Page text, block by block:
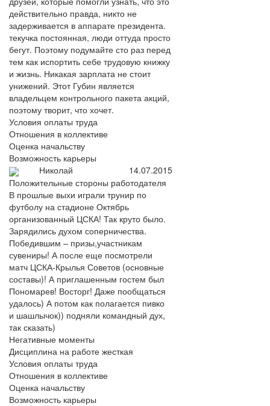
действительно правда, никто не
задерживается в аппарате президента.
текучка постоянная, люди оттуда просто
бегут. Поэтому подумайте сто раз перед
тем как испортить себе трудовую книжку
и жизнь. Никакая зарплата не стоит
унижений. Этот Губин является
владельцем контрольного пакета акций,
поэтому творит, что хочет.
Условия оплаты труда
Отношения в коллективе
Оценка начальству
Возможность карьеры
Николай
14.07.2015
Положительные стороны работодателя
В прошлые выхи играли трунир по
футболу на стадионе Октябрь
организованный ЦСКА! Так круто было.
Зарядились духом соперничества.
Победившим – призы,участникам
сувениры! А после еще посмотрели
матч ЦСКА-Крылья Советов (основные
составы)! А приглашенным гостем был
Пономарев! Восторг! Даже пообщаться
удалось) А потом как полагается пивко
и шашлычок)) подняли командный дух,
так сказать)
Негативные моменты
Дисциплина на работе жесткая
Условия оплаты труда
Отношения в коллективе
Оценка начальству
Возможность карьеры